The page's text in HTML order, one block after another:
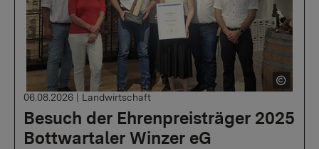
Besuch der Ehrenpreisträger 2025
Bottwartaler Winzer eG
06.08.2026 | Landwirtschaft